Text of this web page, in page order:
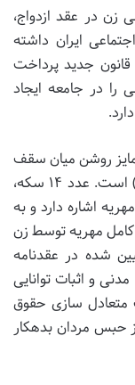
زن در عقد ازدواج،
ایران داشته
قانون جدید پرداخت
را در جامعه ایجاد
تمایز روشن میان سقف
مهریه و سقف ضمانت اجرای کیفری (حبس) است. عدد ۱۴ سکه،
اشاره دارد و به
مهریه توسط زن
شده در عقدنامه
و اثبات توانایی
متعادل سازی حقوق
حبس مردان بدهکار